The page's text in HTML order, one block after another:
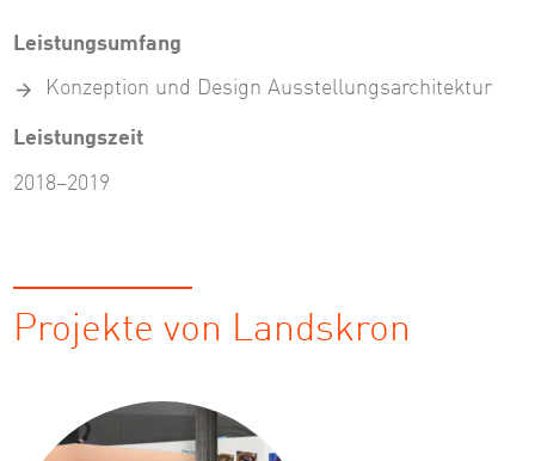
Leistungsumfang
Konzeption und Design Ausstellungsarchitektur
Leistungszeit
2018–2019
Projekte von Landskron